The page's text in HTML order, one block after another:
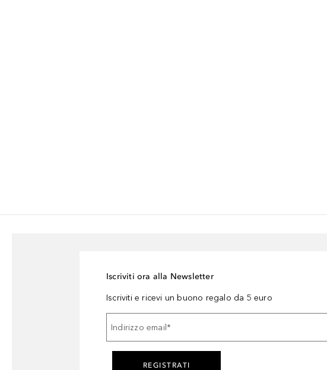
Iscriviti ora alla Newsletter
Iscriviti e ricevi un buono regalo da 5 euro
Indirizzo email *
REGISTRATI